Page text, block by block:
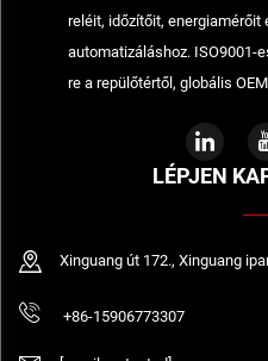
reléit, időzítőit,
automatizáláshoz. ISO9001-
re a repülőtértől, globális
LÉPJEN
Xinguang út 172., Xinguang
+86-15906773307